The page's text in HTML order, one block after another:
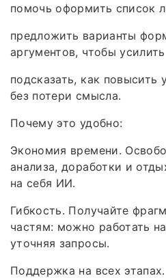
помочь оформить список
предложить варианты
аргументов, чтобы
подсказать, как повысить
без потери смысла.
Почему это удобно:
Экономия времени.
анализа, доработки и
на себя ИИ.
Гибкость. Получайте
частям: можно работать
уточняя запросы.
Поддержка на всех